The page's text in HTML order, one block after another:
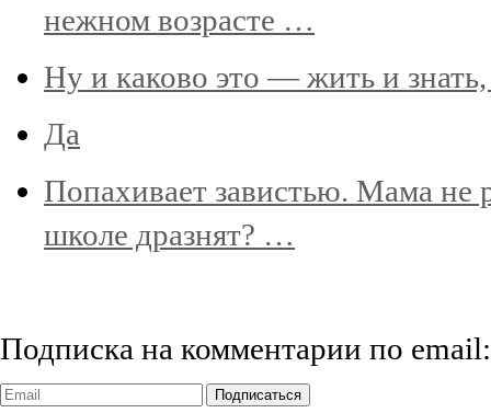
нежном возрасте …
Ну и каково это — жить и
Да
Попахивает завистью. Мама не
школе дразнят? …
Подписка на комментарии по email:
Подписаться